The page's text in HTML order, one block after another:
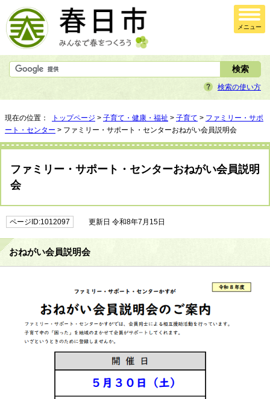
メニュー
検索の使い方
現在の位置： トップページ > 子育て・健康・福祉 > 子育て > ファミリー・サポ
ート・センター > ファミリー・サポート・センターおねがい会員説明会
ファミリー・サポート・センターおねがい会員説明
会
ページID:1012097 更新日 令和8年7月15日
おねがい会員説明会